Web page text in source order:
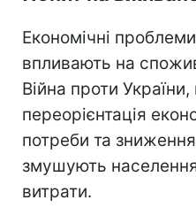
Економічні
впливають на
Війна проти
переорієнтація
потреби та
змушують
витрати.